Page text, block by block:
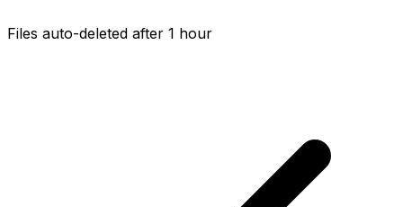
Files auto-deleted after 1 hour